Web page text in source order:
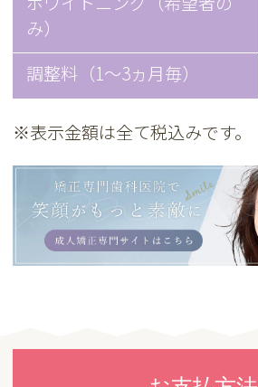
み）
調整料（1～3ヵ月毎）
※表示金額は全て税込みです。